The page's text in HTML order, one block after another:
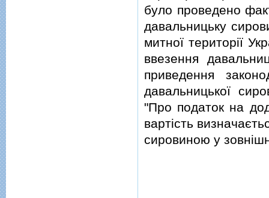
було проведено
давальницьку
митної територiї
ввезення
приведення
давальницької
"Про податок на
вартiсть
сировиною у